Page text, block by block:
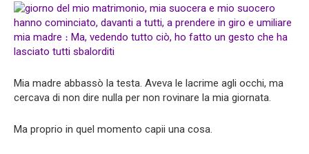
Mia madre abbassò la testa. Aveva le lacrime agli occhi, ma
cercava di non dire nulla per non rovinare la mia giornata.
Ma proprio in quel momento capii una cosa.